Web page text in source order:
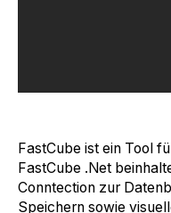
FastCube ist ein Tool
FastCube .Net
Conntection zur
Speichern sowie